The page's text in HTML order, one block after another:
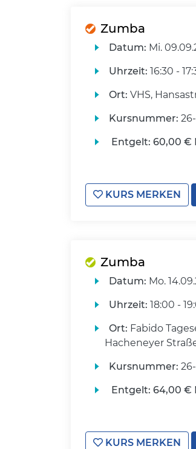
Zumba
Datum: Mi.
Uhrzeit: 16:30 -
Ort: VHS,
Kursnummer:
Entgelt: 60,00 €
KURS MERKEN
Zumba
Datum: Mo.
Uhrzeit: 18:00 -
Ort: Fabido
Hacheneyer
Kursnummer:
Entgelt: 64,00 €
KURS MERKEN